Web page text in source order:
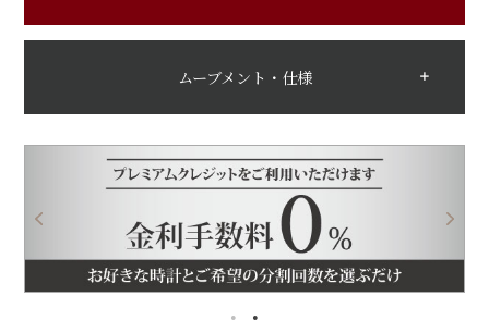
ムーブメント・仕様